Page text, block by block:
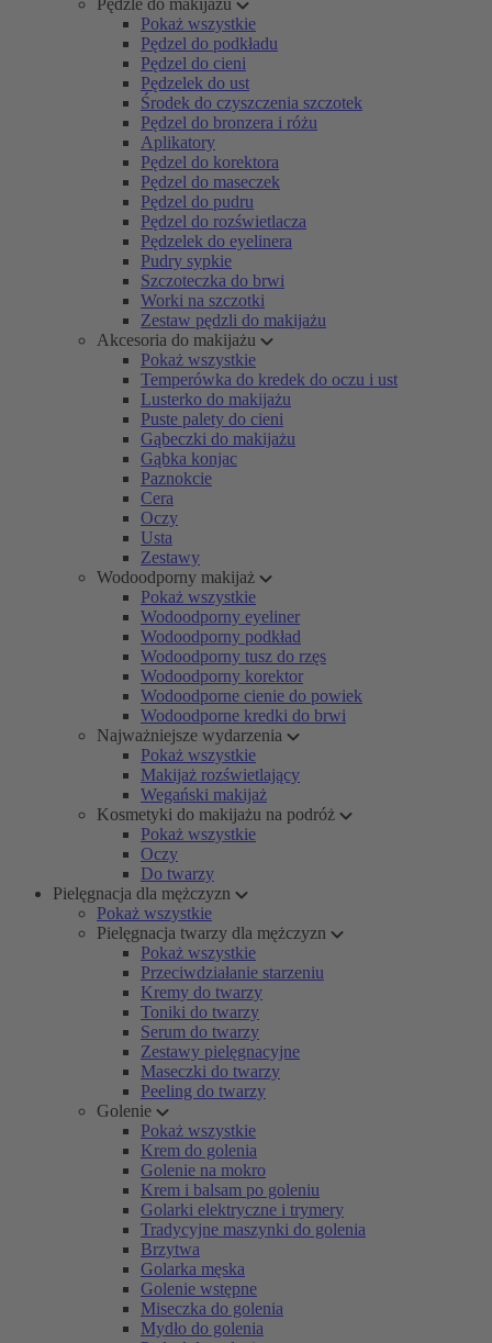
Pędzle do makijażu
Pokaż wszystkie
Pędzel do podkładu
Pędzel do cieni
Pędzelek do ust
Środek do czyszczenia szczotek
Pędzel do bronzera i różu
Aplikatory
Pędzel do korektora
Pędzel do maseczek
Pędzel do pudru
Pędzel do rozświetlacza
Pędzelek do eyelinera
Pudry sypkie
Szczoteczka do brwi
Worki na szczotki
Zestaw pędzli do makijażu
Akcesoria do makijażu
Pokaż wszystkie
Temperówka do kredek do oczu i ust
Lusterko do makijażu
Puste palety do cieni
Gąbeczki do makijażu
Gąbka konjac
Paznokcie
Cera
Oczy
Usta
Zestawy
Wodoodporny makijaż
Pokaż wszystkie
Wodoodporny eyeliner
Wodoodporny podkład
Wodoodporny tusz do rzęs
Wodoodporny korektor
Wodoodporne cienie do powiek
Wodoodporne kredki do brwi
Najważniejsze wydarzenia
Pokaż wszystkie
Makijaż rozświetlający
Wegański makijaż
Kosmetyki do makijażu na podróż
Pokaż wszystkie
Oczy
Do twarzy
Pielęgnacja dla mężczyzn
Pokaż wszystkie
Pielęgnacja twarzy dla mężczyzn
Pokaż wszystkie
Przeciwdziałanie starzeniu
Kremy do twarzy
Toniki do twarzy
Serum do twarzy
Zestawy pielęgnacyjne
Maseczki do twarzy
Peeling do twarzy
Golenie
Pokaż wszystkie
Krem do golenia
Golenie na mokro
Krem i balsam po goleniu
Golarki elektryczne i trymery
Tradycyjne maszynki do golenia
Brzytwa
Golarka męska
Golenie wstępne
Miseczka do golenia
Mydło do golenia